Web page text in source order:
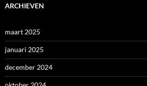
ARCHIEVEN
maart 2025
januari 2025
december 2024